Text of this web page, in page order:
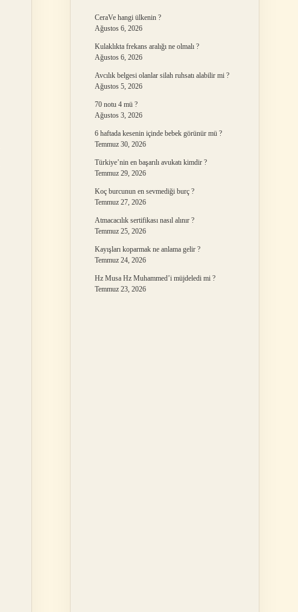
CeraVe hangi ülkenin ?
Ağustos 6, 2026
Kulaklıkta frekans aralığı ne olmalı ?
Ağustos 6, 2026
Avcılık belgesi olanlar silah ruhsatı alabilir mi ?
Ağustos 5, 2026
70 notu 4 mü ?
Ağustos 3, 2026
6 haftada kesenin içinde bebek görünür mü ?
Temmuz 30, 2026
Türkiye’nin en başarılı avukatı kimdir ?
Temmuz 29, 2026
Koç burcunun en sevmediği burç ?
Temmuz 27, 2026
Atmacacılık sertifikası nasıl alınır ?
Temmuz 25, 2026
Kayışları koparmak ne anlama gelir ?
Temmuz 24, 2026
Hz Musa Hz Muhammed’i müjdeledi mi ?
Temmuz 23, 2026